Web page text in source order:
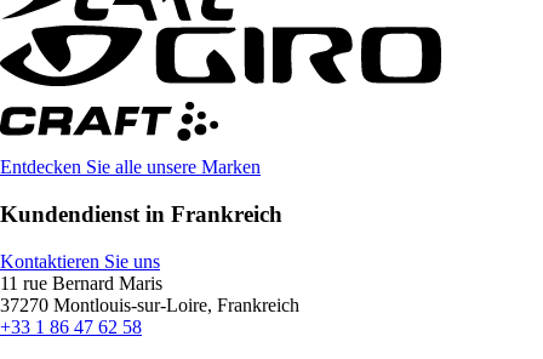
Entdecken Sie alle unsere Marken
Kundendienst in Frankreich
Kontaktieren Sie uns
11 rue Bernard Maris
37270 Montlouis-sur-Loire, Frankreich
+33 1 86 47 62 58